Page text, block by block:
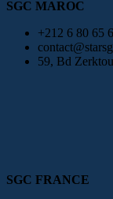
SGC MAROC
+212 6 80 65
59, Bd
SGC FRANCE